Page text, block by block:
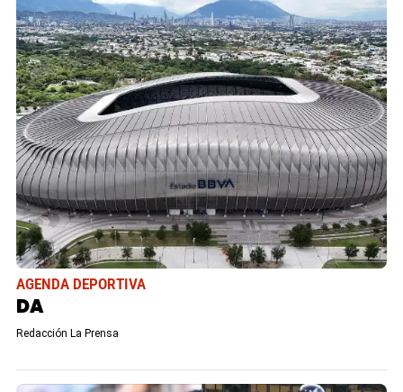
AGENDA DEPORTIVA
DA
Redacción La Prensa